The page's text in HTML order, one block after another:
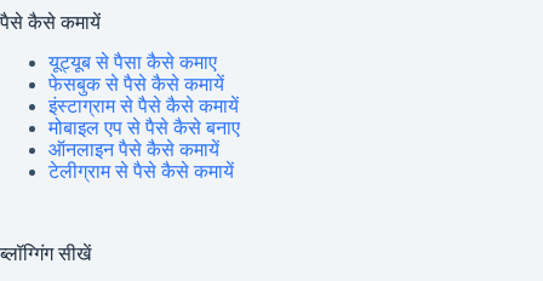
पैसे कैसे कमायें
यूट्यूब से पैसा कैसे कमाए
फेसबुक से पैसे कैसे कमायें
इंस्टाग्राम से पैसे कैसे कमायें
मोबाइल एप से पैसे कैसे बनाए
ऑनलाइन पैसे कैसे कमायें
टेलीग्राम से पैसे कैसे कमायें
ब्लॉग्गिंग सीखें